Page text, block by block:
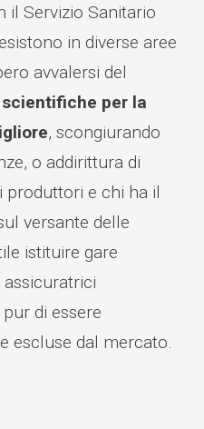
il Servizio Sanitario
in diverse aree
avvalersi del
per la
, scongiurando
o addirittura di
produttori e chi ha il
versante delle
istituire gare
di essere
escluse dal mercato.